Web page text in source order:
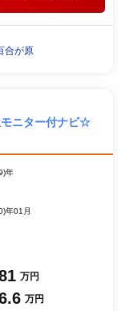
合が原
ニター付ナビ☆
年
年01月
万円
万円